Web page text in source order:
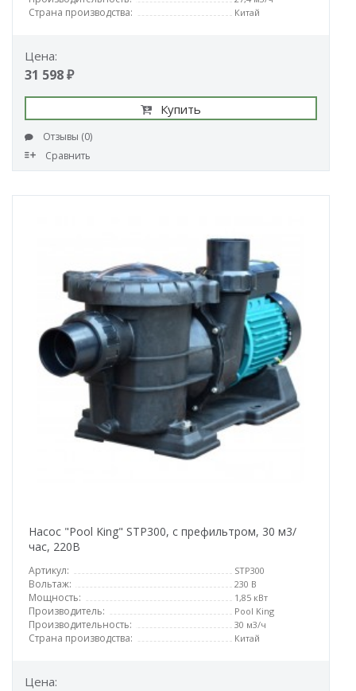
Страна производства: Китай
Цена:
31 598 ₽
Купить
Отзывы (0)
Сравнить
Насос "Pool King" STP300, с префильтром, 30 м3/
час, 220В
Артикул: STP300
Вольтаж: 230 В
Мощность: 1,85 кВт
Производитель: Pool King
Производительность: 30 м3/ч
Страна производства: Китай
Цена: